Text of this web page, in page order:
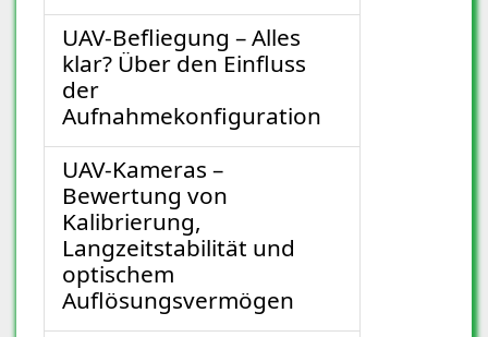
UAV-Befliegung – Alles
klar? Über den Einfluss
der
Aufnahmekonfiguration
UAV-Kameras –
Bewertung von
Kalibrierung,
Langzeitstabilität und
optischem
Auflösungsvermögen